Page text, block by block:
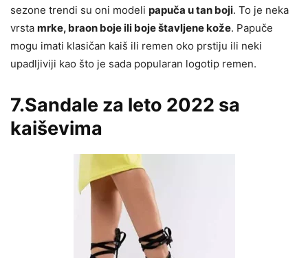
sezone trendi su oni modeli papuča u tan boji. To je neka
vrsta mrke, braon boje ili boje štavljene kože. Papuče
mogu imati klasičan kaiš ili remen oko prstiju ili neki
upadljiviji kao što je sada popularan logotip remen.
7.Sandale za leto 2022 sa
kaiševima